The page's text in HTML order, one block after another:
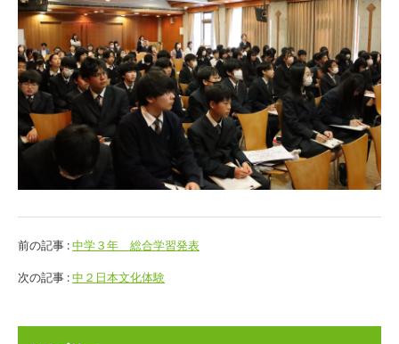
前の記事 :中学３年 総合学習発表
次の記事 :中２日本文化体験